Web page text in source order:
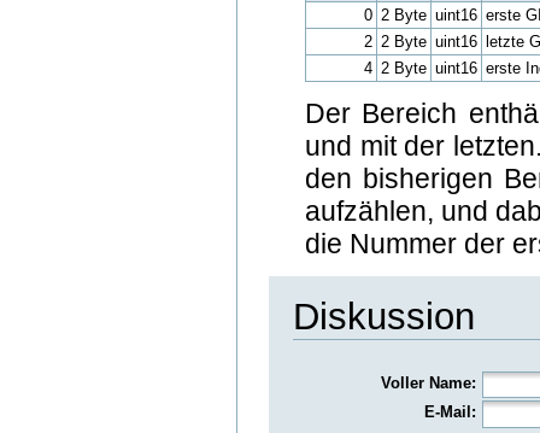
0 2 Byte uint16 erste
2 2 Byte uint16
letzte
4 2 Byte uint16 erste
Der Bereich
und mit der
den bisherigen
aufzählen, und
die Nummer der
Diskussion
Voller Name:
E-Mail: